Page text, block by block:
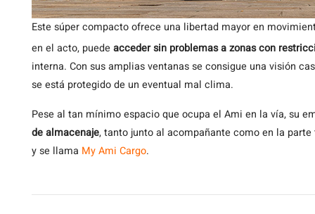
Este súper compacto ofrece una libertad mayor en
en el acto, puede acceder sin problemas a zonas con
interna. Con sus amplias ventanas se consigue una visión
se está protegido de un eventual mal clima.
Pese al tan mínimo espacio que ocupa el Ami en la vía, su
de almacenaje, tanto junto al acompañante como en la
y se llama My Ami Cargo.